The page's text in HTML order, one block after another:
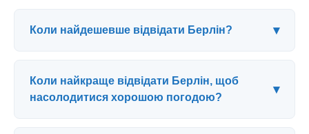
Коли найдешевше відвідати Берлін? ▾
Коли найкраще відвідати Берлін, щоб
насолодитися хорошою погодою?
▾